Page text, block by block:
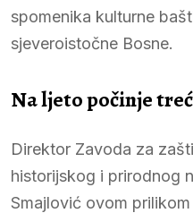
spomenika kulturne
sjeveroistočne Bosne.
Na ljeto počinje
Direktor Zavoda za
historijskog i prirodnog
Smajlović ovom